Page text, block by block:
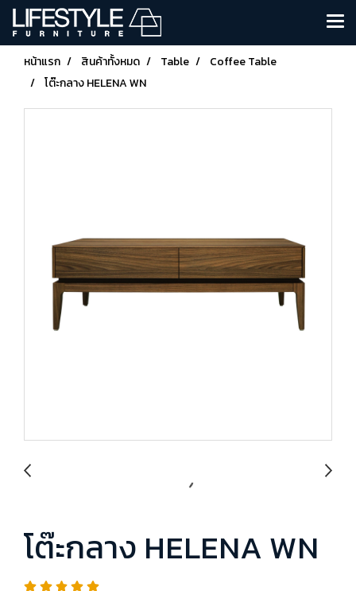
หน้าแรก สินค้าทั้งหมด Table
Coffee Table
โต๊ะกลาง HELENA WN
โต๊ะกลาง HELENA WN